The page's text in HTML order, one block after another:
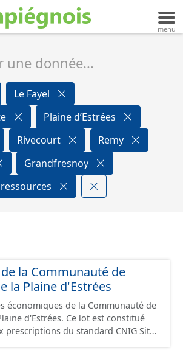
Le Fayel
Plaine d’Estrées
Rivecourt
Remy
Grandfresnoy
la Communauté de
la Plaine d'Estrées
économiques de la Communauté de
d'Estrées. Ce lot est constitué
prescriptions du standard CNIG Sites